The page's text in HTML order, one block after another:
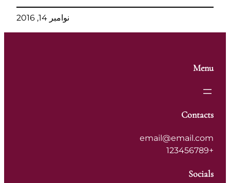
نوامبر 14, 2016
Menu
Contacts
email@email.com
+123456789
Socials